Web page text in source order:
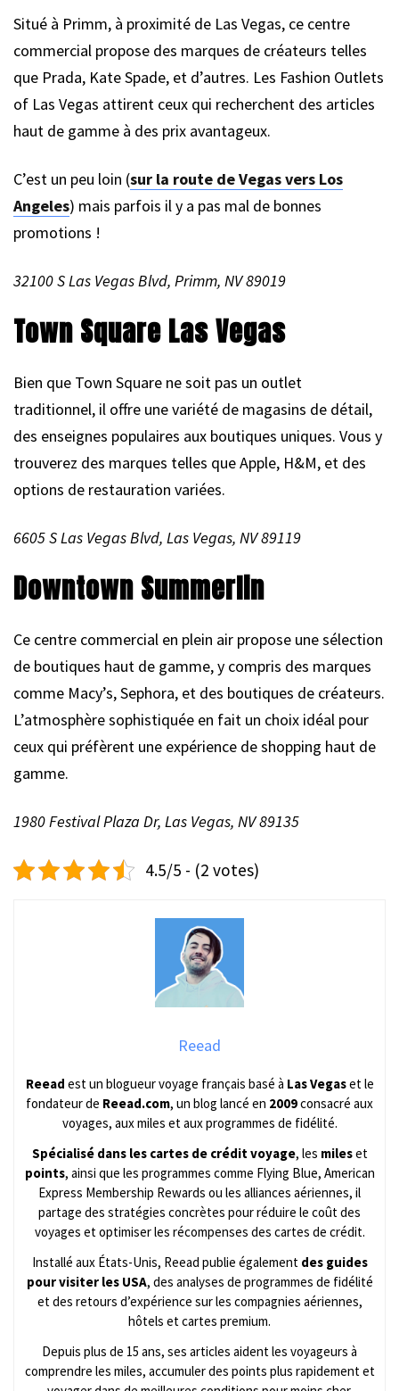
Situé à Primm, à proximité de Las Vegas, ce centre
commercial propose des marques de créateurs telles
que Prada, Kate Spade, et d’autres. Les Fashion Outlets
of Las Vegas attirent ceux qui recherchent des articles
haut de gamme à des prix avantageux.
C’est un peu loin (sur la route de Vegas vers Los
Angeles) mais parfois il y a pas mal de bonnes
promotions !
32100 S Las Vegas Blvd, Primm, NV 89019
Town Square Las Vegas
Bien que Town Square ne soit pas un outlet
traditionnel, il offre une variété de magasins de détail,
des enseignes populaires aux boutiques uniques. Vous y
trouverez des marques telles que Apple, H&M, et des
options de restauration variées.
6605 S Las Vegas Blvd, Las Vegas, NV 89119
Downtown Summerlin
Ce centre commercial en plein air propose une sélection
de boutiques haut de gamme, y compris des marques
comme Macy’s, Sephora, et des boutiques de créateurs.
L’atmosphère sophistiquée en fait un choix idéal pour
ceux qui préfèrent une expérience de shopping haut de
gamme.
1980 Festival Plaza Dr, Las Vegas, NV 89135
4.5/5 - (2 votes)
Reead
Reead est un blogueur voyage français basé à Las Vegaset le
fondateur de Reead.com, un blog lancé en 2009consacré aux
voyages, aux miles et aux programmes de fidélité.
Spécialisé dans les cartes de crédit voyage, les mileset
points, ainsi que les programmes comme Flying Blue, American
Express Membership Rewards ou les alliances aériennes, il
partage des stratégies concrètes pour réduire le coût des
voyages et optimiser les récompenses des cartes de crédit.
Installé aux États-Unis, Reead publie également des guides
pour visiter les USA, des analyses de programmes de fidélité
et des retours d’expérience sur les compagnies aériennes,
hôtels et cartes premium.
Depuis plus de 15 ans, ses articles aident les voyageurs à
comprendre les miles, accumuler des points plus rapidement et